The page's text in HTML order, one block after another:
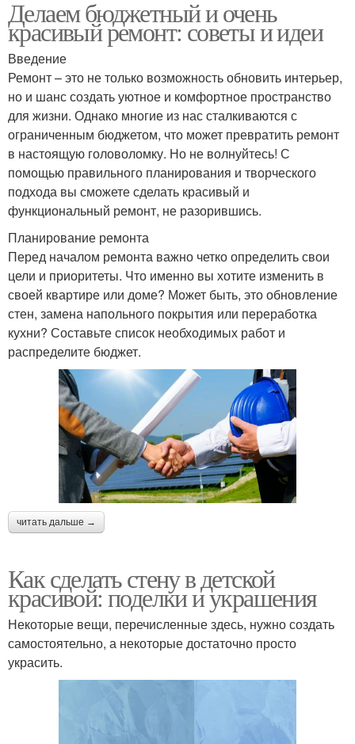
Делаем бюджетный и очень
красивый ремонт: советы и идеи
Введение
Ремонт – это не только возможность обновить интерьер,
но и шанс создать уютное и комфортное пространство
для жизни. Однако многие из нас сталкиваются с
ограниченным бюджетом, что может превратить ремонт
в настоящую головоломку. Но не волнуйтесь! С
помощью правильного планирования и творческого
подхода вы сможете сделать красивый и
функциональный ремонт, не разорившись.
Планирование ремонта
Перед началом ремонта важно четко определить свои
цели и приоритеты. Что именно вы хотите изменить в
своей квартире или доме? Может быть, это обновление
стен, замена напольного покрытия или переработка
кухни? Составьте список необходимых работ и
распределите бюджет.
читать дальше →
Как сделать стену в детской
красивой: поделки и украшения
Некоторые вещи, перечисленные здесь, нужно создать
самостоятельно, а некоторые достаточно просто
украсить.